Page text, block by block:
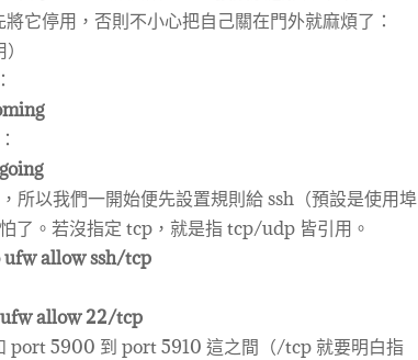
它停用，否則不小心把自己關在門外就麻煩了：
所以我們一開始便先設置規則給 ssh（預設是使用埠
了。若沒指定 tcp，就是指 tcp/udp 皆引用。
ufw allow ssh/tcp
allow 22/tcp
port 5900 到 port 5910 這之間（/tcp 就要明白指